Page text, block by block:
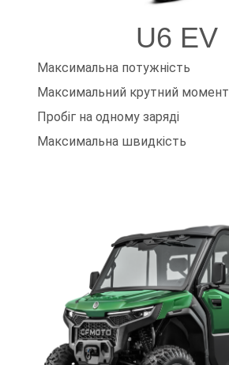
U6 EV
Максимальна потужність
Максимальний крутний момент
Пробіг на одному заряді
Максимальна швидкість